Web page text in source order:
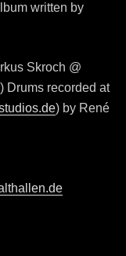
written by
Skroch @
) Drums recorded at
) by René